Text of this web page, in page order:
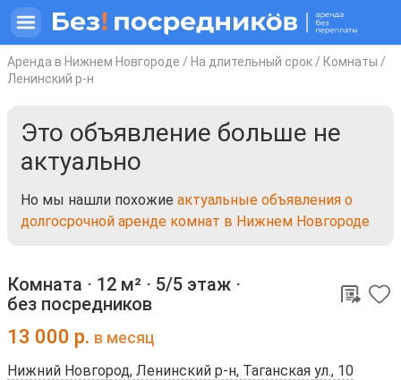
Аренда в Нижнем Новгороде / На длительный срок / Комнаты /
Ленинский р-н
Это объявление больше не
актуально
Но мы нашли похожие актуальные объявления о
долгосрочной аренде комнат в Нижнем Новгороде
Комната ⋅ 12 м² ⋅ 5/5 этаж ⋅
без посредников
13 000 р. в месяц
Нижний Новгород, Ленинский р-н, Таганская ул., 10